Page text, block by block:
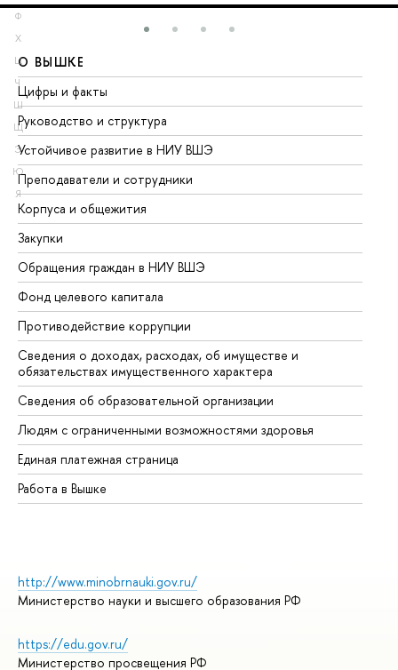
Ф
Х
Ц
Ч
Ш
Щ
Э
Ю
Я
О ВЫШКЕ
Цифры и факты
Руководство и структура
Устойчивое развитие в НИУ ВШЭ
Преподаватели и сотрудники
Корпуса и общежития
Закупки
Обращения граждан в НИУ ВШЭ
Фонд целевого капитала
Противодействие коррупции
Сведения о доходах, расходах, об имуществе и
обязательствах имущественного характера
Сведения об образовательной организации
Людям с ограниченными возможностями здоровья
Единая платежная страница
Работа в Вышке
http://www.minobrnauki.gov.ru/
Министерство науки и высшего образования РФ
https://edu.gov.ru/
Министерство просвещения РФ